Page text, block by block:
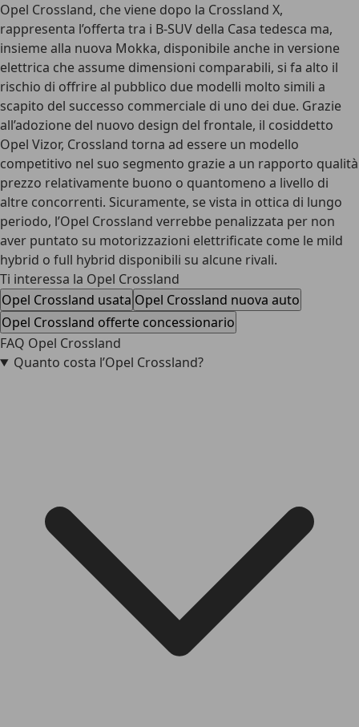
Opel Crossland, che viene dopo la Crossland X,
rappresenta l’offerta tra i B-SUV della Casa tedesca ma,
insieme alla nuova Mokka, disponibile anche in versione
elettrica che assume dimensioni comparabili, si fa alto il
rischio di offrire al pubblico due modelli molto simili a
scapito del successo commerciale di uno dei due. Grazie
all’adozione del nuovo design del frontale, il cosiddetto
Opel Vizor, Crossland torna ad essere un modello
competitivo nel suo segmento grazie a un rapporto qualità
prezzo relativamente buono o quantomeno a livello di
altre concorrenti. Sicuramente, se vista in ottica di lungo
periodo, l’Opel Crossland verrebbe penalizzata per non
aver puntato su motorizzazioni elettrificate come le mild
hybrid o full hybrid disponibili su alcune rivali.
Ti interessa la Opel Crossland
Opel Crossland usata Opel Crossland nuova auto
Opel Crossland offerte concessionario
FAQ Opel Crossland
Quanto costa l’Opel Crossland?